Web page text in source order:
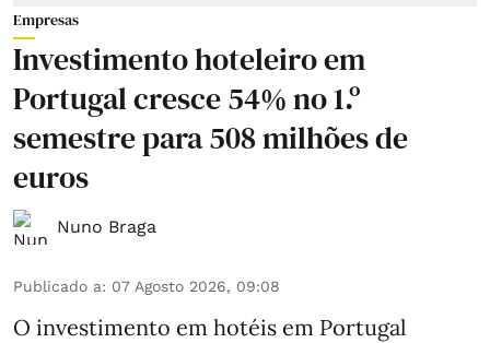
Empresas
Investimento hoteleiro em
Portugal cresce 54% no 1.º
semestre para 508 milhões de
euros
Nuno Braga
Publicado a: 07 Agosto 2026, 09:08
O investimento em hotéis em Portugal